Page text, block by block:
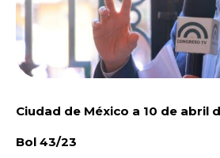
Ciudad de México a 10 de abril
Bol 43/23